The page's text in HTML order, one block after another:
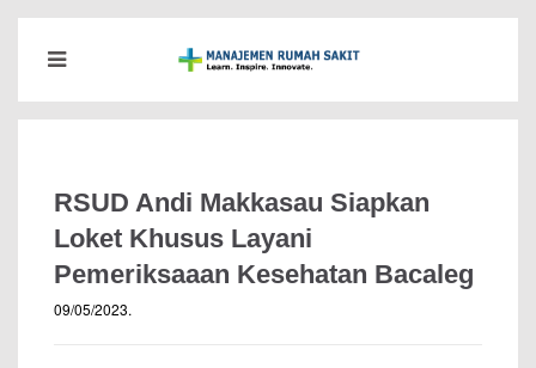
RSUD Andi Makkasau Siapkan
Loket Khusus Layani
Pemeriksaaan Kesehatan Bacaleg
09/05/2023.